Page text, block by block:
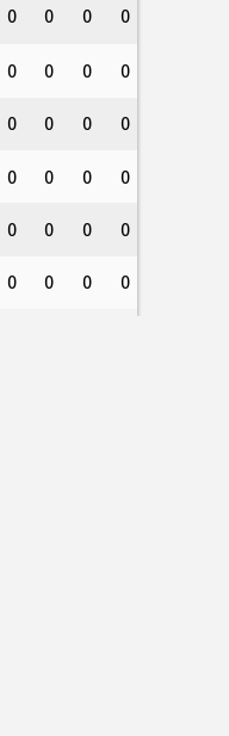
0 0 0 0
0 0 0 0
0 0 0 0
0 0 0 0
0 0 0 0
0 0 0 0